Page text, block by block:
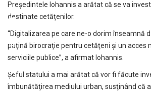
Preşedintele Iohannis a arătat că se va
destinate cetăţenilor.
“Digitalizarea pe care ne-o dorim înseamnă
puţină birocraţie pentru cetăţeni şi un acces
serviciile publice”, a afirmat Iohannis.
Şeful statului a mai arătat că vor fi făcute
îmbunătăţirea mediului urban, susţinând că